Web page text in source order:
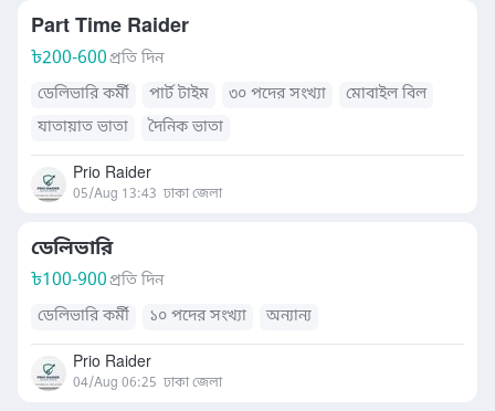
Part Time Raider
৳200-600প্রতি দিন
ডেলিভারি কর্মী
পার্ট টাইম ৩০ পদের সংখ্যা
মোবাইল বিল
যাতায়াত ভাতা
দৈনিক ভাতা
Prio Raider
05/Aug 13:43 ঢাকা জেলা
ডেলিভারি
৳100-900প্রতি দিন
ডেলিভারি কর্মী
১০ পদের সংখ্যা অন্যান্য
Prio Raider
04/Aug 06:25 ঢাকা জেলা